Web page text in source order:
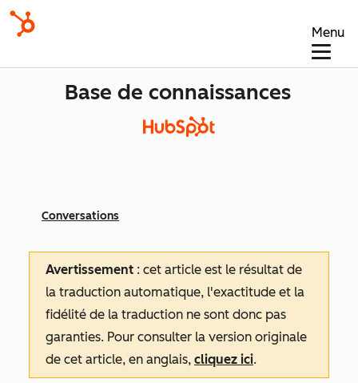
Menu
Base de connaissances
Conversations
Avertissement : cet article est le résultat de
la traduction automatique, l'exactitude et la
fidélité de la traduction ne sont donc pas
garanties. Pour consulter la version originale
de cet article, en anglais, cliquez ici.